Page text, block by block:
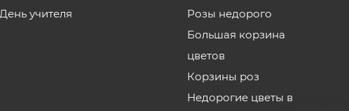
День учителя
Розы недорого
Большая корзина
цветов
Корзины роз
Недорогие цветы в